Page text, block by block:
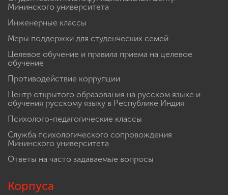
Мининского университета
Инженерные классы
Меры поддержки для студенческих семей
Целевое обучение и правила приема на целевое
обучение
Противодействие коррупции
Центр открытого образования на русском языке и
обучения русскому языку в Республике Индия
Психолого-педагогические классы
Служба психологического сопровождения
Мининского университета
Ответы на часто задаваемые вопросы
Корпуса